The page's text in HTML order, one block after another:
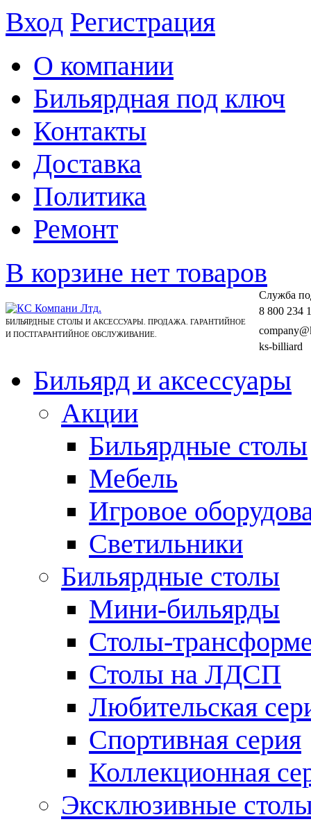
Вход Регистрация
О компании
Бильярдная под ключ
Контакты
Доставка
Политика
Ремонт
В корзине нет товаров
БИЛЬЯРДНЫЕ СТОЛЫ И АКСЕССУАРЫ. ПРОДАЖА. ГАРАНТИЙНОЕ
И ПОСТГАРАНТИЙНОЕ ОБСЛУЖИВАНИЕ.
Cлужба
8 800 234
ks-billiard
Бильярд и аксессуары
Акции
Бильярдные столы
Мебель
Игровое
Светильники
Бильярдные столы
Мини-бильярды
Столы-
Столы на ЛДСП
Любительская
Спортивная серия
Коллекционная
Эксклюзивные